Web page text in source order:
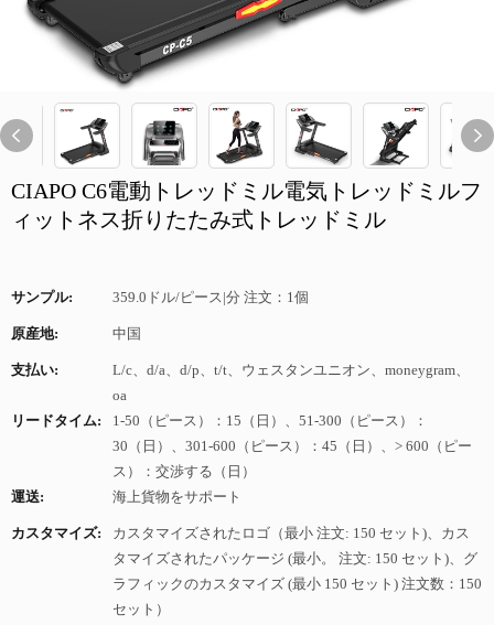
CIAPO C6電動トレッドミル電気トレッドミルフ
ィットネス折りたたみ式トレッドミル
サンプル: 359.0ドル/ピース|分 注文：1個
原産地: 中国
支払い:
L/c、d/a、d/p、t/t、ウェスタンユニオン、moneygram、
oa
リードタイム:
1-50（ピース）：15（日）、51-300（ピース）：
30（日）、301-600（ピース）：45（日）、> 600（ピー
ス）：交渉する（日）
運送:
海上貨物をサポート
カスタマイズ:
カスタマイズされたロゴ（最小 注文: 150 セット)、カス
タマイズされたパッケージ (最小。 注文: 150 セット)、グ
ラフィックのカスタマイズ (最小 150 セット) 注文数：150
セット）